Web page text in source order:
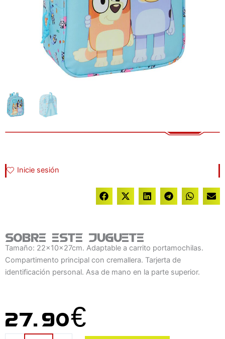
Inicie sesión
Sobre este juguete
Tamaño: 22x10x27cm. Adaptable a carrito portamochilas.
Compartimento principal con cremallera. Tarjerta de
identificación personal. Asa de mano en la parte superior.
27.90€